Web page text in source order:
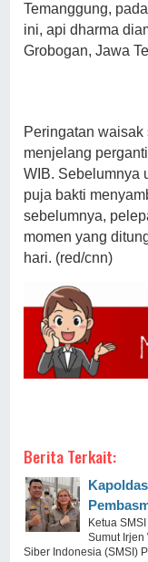
Temanggung,
ini, api dharma
Grobogan, Jawa
Peringatan
menjelang
WIB. Sebelumnya
puja bakti
sebelumnya,
momen yang
hari. (red/cnn)
Berita Terkait:
Ketua
Sumut Irjen
Siber Indonesia (SMSI)